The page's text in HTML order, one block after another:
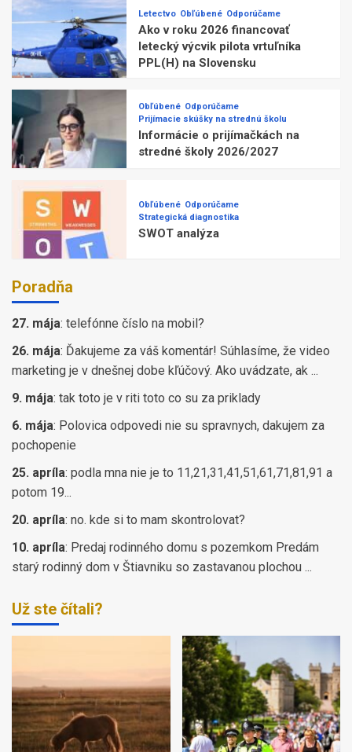
Letectvo Obľúbené Odporúčame
Ako v roku 2026 financovať
letecký výcvik pilota vrtuľníka
PPL(H) na Slovensku
Obľúbené Odporúčame
Prijímacie skúšky na strednú školu
Informácie o prijímačkách na
stredné školy 2026/2027
Obľúbené Odporúčame
Strategická diagnostika
SWOT analýza
Poradňa
27. mája: telefónne číslo na mobil?
26. mája: Ďakujeme za váš komentár! Súhlasíme, že video
marketing je v dnešnej dobe kľúčový. Ako uvádzate, ak ...
9. mája: tak toto je v riti toto co su za priklady
6. mája: Polovica odpovedi nie su spravnych, dakujem za
pochopenie
25. apríla: podla mna nie je to 11,21,31,41,51,61,71,81,91 a
potom 19...
20. apríla: no. kde si to mam skontrolovat?
10. apríla: Predaj rodinného domu s pozemkom Predám
starý rodinný dom v Štiavniku so zastavanou plochou ...
Už ste čítali?